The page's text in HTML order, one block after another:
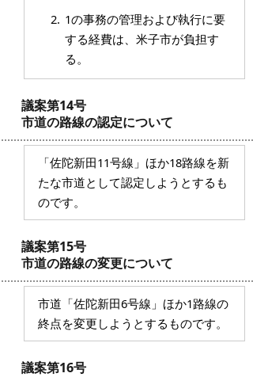
1の事務の管理および執行に要
する経費は、米子市が負担す
る。
議案第14号
市道の路線の認定について
「佐陀新田11号線」ほか18路線を新
たな市道として認定しようとするも
のです。
議案第15号
市道の路線の変更について
市道「佐陀新田6号線」ほか1路線の
終点を変更しようとするものです。
議案第16号